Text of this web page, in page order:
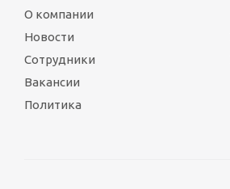
О компании
Новости
Сотрудники
Вакансии
Политика